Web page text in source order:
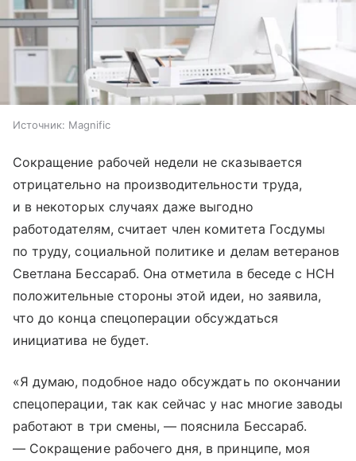
Источник: Magnific
Сокращение рабочей недели не сказывается
отрицательно на производительности труда,
и в некоторых случаях даже выгодно
работодателям, считает член комитета Госдумы
по труду, социальной политике и делам ветеранов
Светлана Бессараб. Она отметила в беседе с НСН
положительные стороны этой идеи, но заявила,
что до конца спецоперации обсуждаться
инициатива не будет.
«Я думаю, подобное надо обсуждать по окончании
спецоперации, так как сейчас у нас многие заводы
работают в три смены, — пояснила Бессараб.
— Сокращение рабочего дня, в принципе, моя